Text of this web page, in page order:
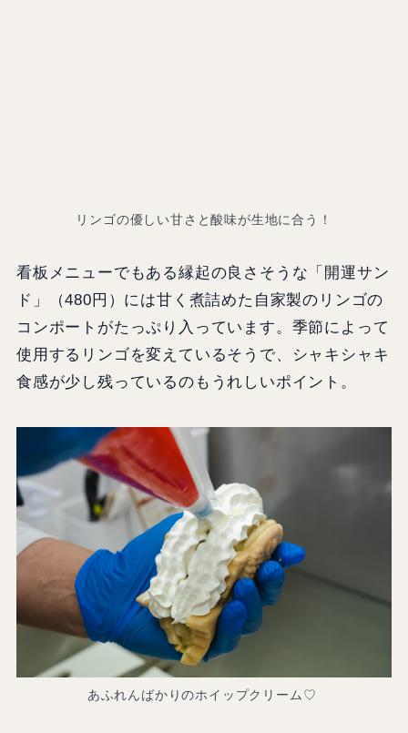
リンゴの優しい甘さと酸味が生地に合う！
看板メニューでもある縁起の良さそうな「開運サン
ド」（480円）には甘く煮詰めた自家製のリンゴの
コンポートがたっぷり入っています。季節によって
使用するリンゴを変えているそうで、シャキシャキ
食感が少し残っているのもうれしいポイント。
あふれんばかりのホイップクリーム♡